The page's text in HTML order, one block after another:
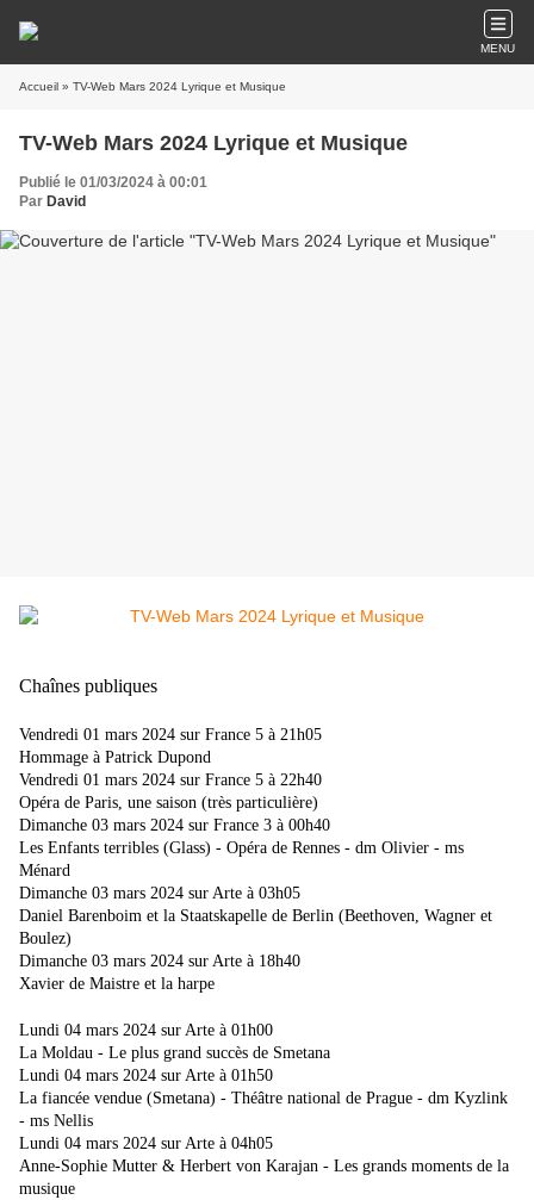
MENU
Accueil » TV-Web Mars 2024 Lyrique et Musique
TV-Web Mars 2024 Lyrique et Musique
Publié le 01/03/2024 à 00:01
Par David
Chaînes publiques
Vendredi 01 mars 2024 sur France 5 à 21h05
Hommage à Patrick Dupond
Vendredi 01 mars 2024 sur France 5 à 22h40
Opéra de Paris, une saison (très particulière)
Dimanche 03 mars 2024 sur France 3 à 00h40
Les Enfants terribles (Glass) - Opéra de Rennes - dm Olivier - ms
Ménard
Dimanche 03 mars 2024 sur Arte à 03h05
Daniel Barenboim et la Staatskapelle de Berlin (Beethoven, Wagner et
Boulez)
Dimanche 03 mars 2024 sur Arte à 18h40
Xavier de Maistre et la harpe
Lundi 04 mars 2024 sur Arte à 01h00
La Moldau - Le plus grand succès de Smetana
Lundi 04 mars 2024 sur Arte à 01h50
La fiancée vendue (Smetana) - Théâtre national de Prague - dm Kyzlink
- ms Nellis
Lundi 04 mars 2024 sur Arte à 04h05
Anne-Sophie Mutter & Herbert von Karajan - Les grands moments de la
musique